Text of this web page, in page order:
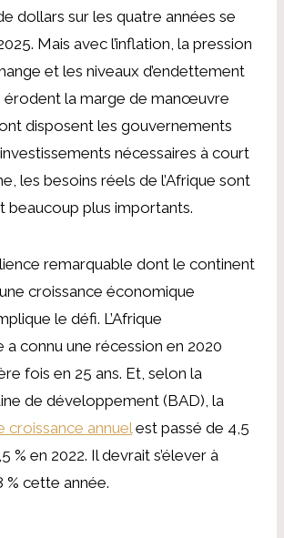
dollars sur les quatre années se
Mais avec l’inflation, la pression
et les niveaux d’endettement
érodent la marge de manœuvre
disposent les gouvernements
nécessaires à court
les besoins réels de l’Afrique sont
beaucoup plus importants.
remarquable dont le continent
croissance économique
le défi. L’Afrique
a connu une récession en 2020
fois en 25 ans. Et, selon la
de développement (BAD), la
croissance annuel est passé de 4,5
% en 2022. Il devrait s’élever à
% cette année.